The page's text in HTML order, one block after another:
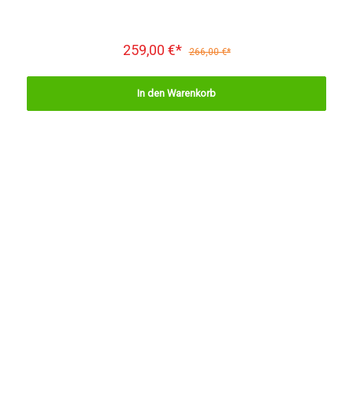
259,00 €* 266,00 €*
In den Warenkorb